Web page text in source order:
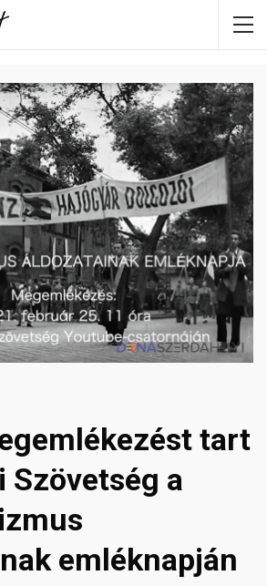
tart
Szövetség a
emléknapján